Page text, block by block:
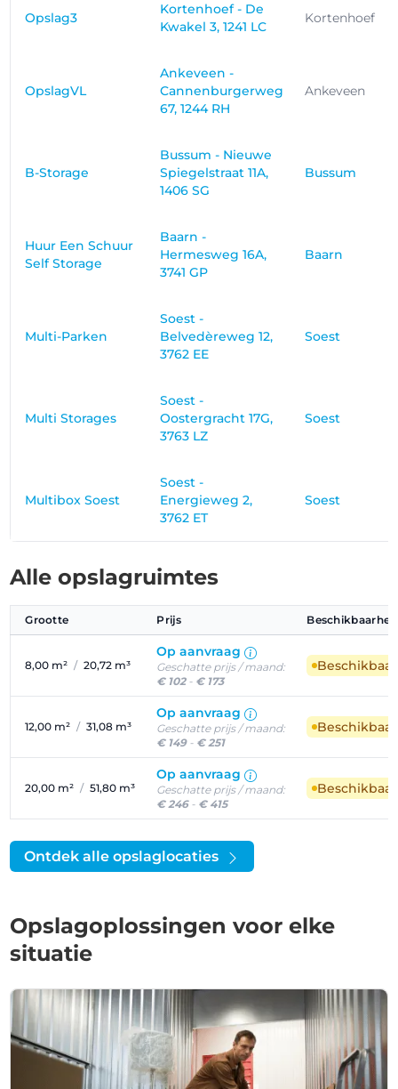
Opslag3
Kortenhoef - De
Kwakel 3, 1241 LC
Kortenhoef
OpslagVL
Ankeveen -
Cannenburgerweg
67, 1244 RH
Ankeveen
B-Storage
Bussum - Nieuwe
Spiegelstraat 11A,
1406 SG
Bussum
Huur Een Schuur
Self Storage
Baarn -
Hermesweg 16A,
3741 GP
Baarn
Multi-Parken
Soest -
Belvedèreweg 12,
3762 EE
Soest
Multi Storages
Soest -
Oostergracht 17G,
3763 LZ
Soest
Multibox Soest
Soest -
Energieweg 2,
3762 ET
Soest
Alle opslagruimtes
Grootte Prijs
8,00 m² / 20,72 m³
Op aanvraag
Geschatte prijs / maand:
€ 102- € 173
12,00 m² / 31,08 m³
Op aanvraag
Geschatte prijs / maand:
€ 149- € 251
20,00 m² / 51,80 m³
Op aanvraag
Geschatte prijs / maand:
€ 246- € 415
Ontdek alle opslaglocaties
Opslagoplossingen voor elke
situatie